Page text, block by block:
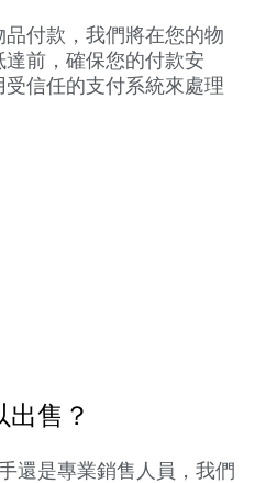
付款，我們將在您的物
達前，確保您的付款安
信任的支付系統來處理
售？
還是專業銷售人員，我們